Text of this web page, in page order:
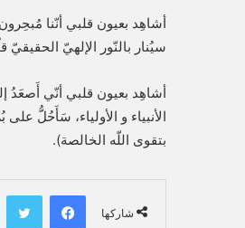
أشاهِد بعيون قلبي أنّنا
سيُنار بالنّور الإلهيّ الحقيقيّ
أشاهِد بعيون قلبي أنّي أَصعَدُ
الأنبياء و الأولياء، سَأَحُلُّ
بتقوى اللّه الخالصة).
شاركها
فيسبوك